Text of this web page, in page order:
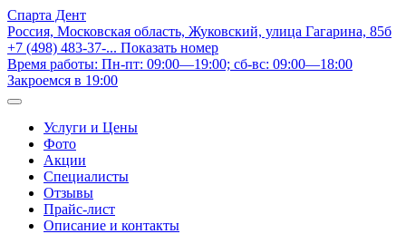
Спарта Дент
Россия, Московская область, Жуковский, улица Гагарина, 85б
+7 (498) 483-37-... Показать номер
Время работы: Пн-пт: 09:00—19:00; сб-вс: 09:00—18:00
Закроемся в 19:00
Услуги и Цены
Фото
Акции
Специалисты
Отзывы
Прайс-лист
Описание и контакты